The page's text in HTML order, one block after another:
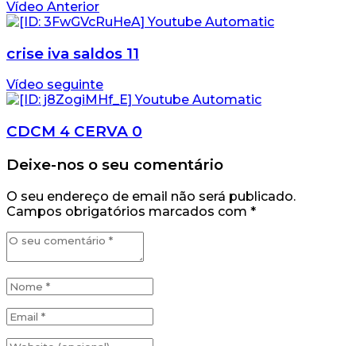
Vídeo Anterior
crise iva saldos 11
Vídeo seguinte
CDCM 4 CERVA 0
Deixe-nos o seu comentário
O seu endereço de email não será publicado.
Campos obrigatórios marcados com *